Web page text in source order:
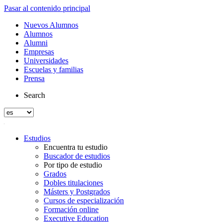
Pasar al contenido principal
Nuevos Alumnos
Alumnos
Alumni
Empresas
Universidades
Escuelas y familias
Prensa
Search
Estudios
Encuentra tu estudio
Buscador de estudios
Por tipo de estudio
Grados
Dobles titulaciones
Másters y Postgrados
Cursos de especialización
Formación online
Executive Education